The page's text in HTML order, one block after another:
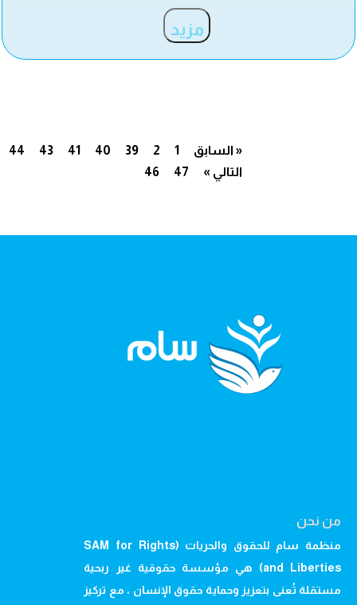
مزيد
« السابق 1
2
39
40
41
43
44
46
47 التالي »
من نحن
منظمة سام للحقوق والحريات (SAM for Rights
and Liberties) هي مؤسسة حقوقية غير ربحية
مستقلة تُعنى بتعزيز وحماية حقوق الإنسان ، مع تركيز